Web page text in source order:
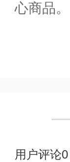
心商品。
用户评论0